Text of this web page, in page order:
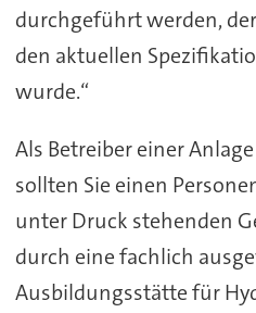
durchgeführt werden,
den aktuellen
wurde.“
Als Betreiber einer
sollten Sie einen
unter Druck stehenden
durch eine fachlich
Ausbildungsstätte für